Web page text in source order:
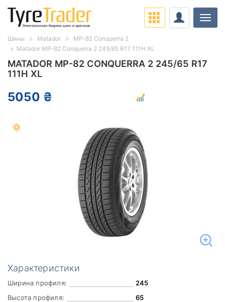
MATADOR MP-82 CONQUERRA 2 245/65 R17
111H XL
5050 ₴
Характеристики
Ширина профиля:
245
Высота профиля:
65
Шины Matador
MP-82 Conquerra 2
Matador MP-82 Conquerra 2 245/65 R17 111H XL